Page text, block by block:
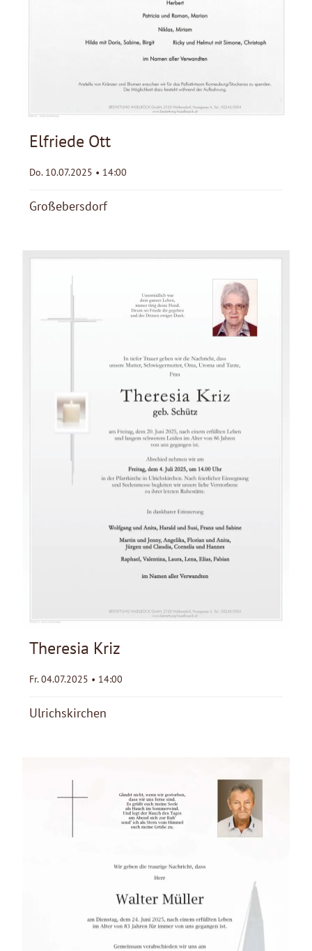
Elfriede Ott
Do. 10.07.2025 • 14:00
Großebersdorf
Theresia Kriz
Fr. 04.07.2025 • 14:00
Ulrichskirchen